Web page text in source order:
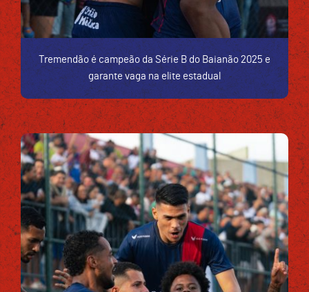
Tremendão é campeão da Série B do Baianão 2025 e
garante vaga na elite estadual